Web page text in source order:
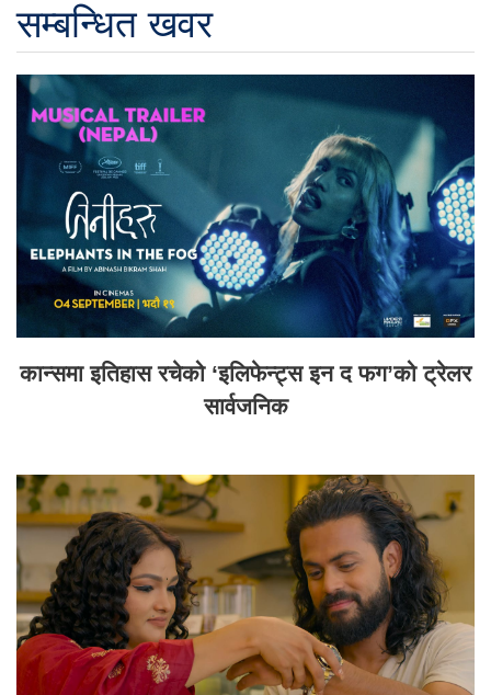
सम्बन्धित खवर
कान्समा इतिहास रचेको ‘इलिफेन्ट्स इन द फग’को ट्रेलर
सार्वजनिक